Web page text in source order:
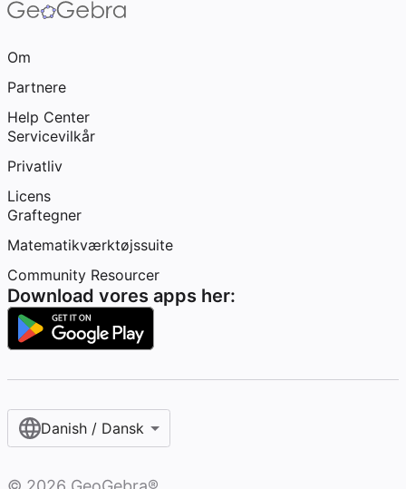
Om
Partnere
Help Center
Servicevilkår
Privatliv
Licens
Graftegner
Matematikværktøjssuite
Community Resourcer
Download vores apps her:
Danish / Dansk‎